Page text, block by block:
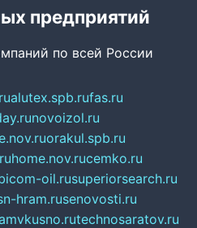
предприятий
по всей России
alutex.spb.rufas.ru
novoizol.ru
orakul.spb.ru
home.nov.rucemko.ru
oil.rusuperiorsearch.ru
hram.rusenovosti.ru
technosaratov.ru